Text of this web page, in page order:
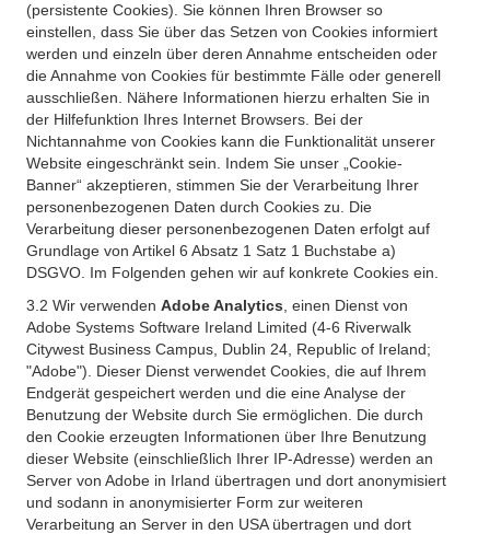
(persistente Cookies). Sie können Ihren Browser so
einstellen, dass Sie über das Setzen von Cookies informiert
werden und einzeln über deren Annahme entscheiden oder
die Annahme von Cookies für bestimmte Fälle oder generell
ausschließen. Nähere Informationen hierzu erhalten Sie in
der Hilfefunktion Ihres Internet Browsers. Bei der
Nichtannahme von Cookies kann die Funktionalität unserer
Website eingeschränkt sein. Indem Sie unser „Cookie-
Banner“ akzeptieren, stimmen Sie der Verarbeitung Ihrer
personenbezogenen Daten durch Cookies zu. Die
Verarbeitung dieser personenbezogenen Daten erfolgt auf
Grundlage von Artikel 6 Absatz 1 Satz 1 Buchstabe a)
DSGVO. Im Folgenden gehen wir auf konkrete Cookies ein.
3.2 Wir verwenden Adobe Analytics , einen Dienst von
Adobe Systems Software Ireland Limited (4-6 Riverwalk
Citywest Business Campus, Dublin 24, Republic of Ireland;
"Adobe"). Dieser Dienst verwendet Cookies, die auf Ihrem
Endgerät gespeichert werden und die eine Analyse der
Benutzung der Website durch Sie ermöglichen. Die durch
den Cookie erzeugten Informationen über Ihre Benutzung
dieser Website (einschließlich Ihrer IP-Adresse) werden an
Server von Adobe in Irland übertragen und dort anonymisiert
und sodann in anonymisierter Form zur weiteren
Verarbeitung an Server in den USA übertragen und dort